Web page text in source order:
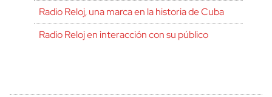
Radio Reloj, una marca en la historia de Cuba
Radio Reloj en interacción con su público